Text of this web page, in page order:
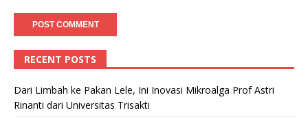
RECENT POSTS
Dari Limbah ke Pakan Lele, Ini Inovasi Mikroalga Prof Astri
Rinanti dari Universitas Trisakti